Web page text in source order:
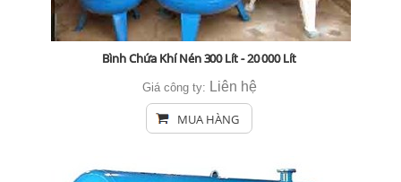
Bình Chứa Khí Nén 300 Lít - 20 000 Lít
Giá công ty: Liên hệ
MUA HÀNG